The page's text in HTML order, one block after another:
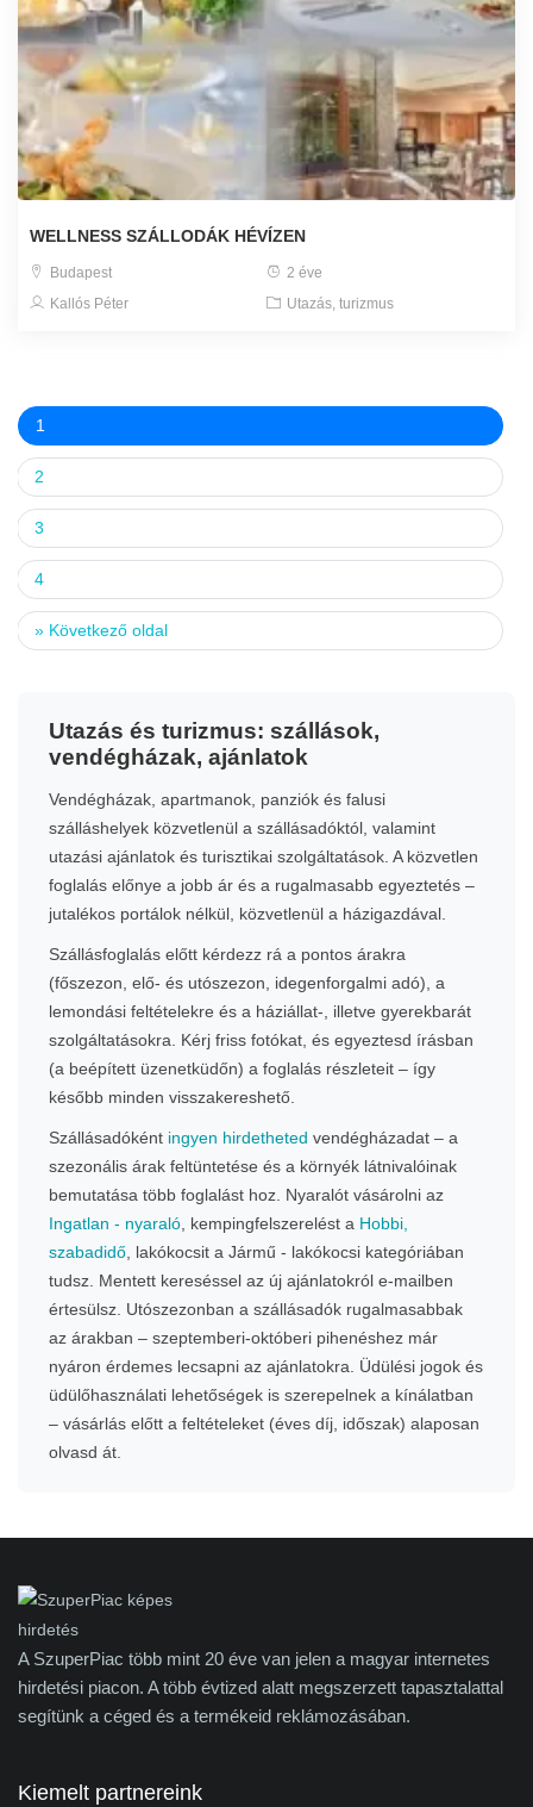
WELLNESS SZÁLLODÁK HÉVÍZEN
Budapest
2 éve
Kallós Péter
Utazás, turizmus
1
2
3
4
» Következő oldal
Utazás és turizmus: szállások,
vendégházak, ajánlatok
Vendégházak, apartmanok, panziók és falusi
szálláshelyek közvetlenül a szállásadóktól, valamint
utazási ajánlatok és turisztikai szolgáltatások. A közvetlen
foglalás előnye a jobb ár és a rugalmasabb egyeztetés –
jutalékos portálok nélkül, közvetlenül a házigazdával.
Szállásfoglalás előtt kérdezz rá a pontos árakra
(főszezon, elő- és utószezon, idegenforgalmi adó), a
lemondási feltételekre és a háziállat-, illetve gyerekbarát
szolgáltatásokra. Kérj friss fotókat, és egyeztesd írásban
(a beépített üzenetküdőn) a foglalás részleteit – így
később minden visszakereshető.
Szállásadóként ingyen hirdetheted vendégházadat – a
szezonális árak feltüntetése és a környék látnivalóinak
bemutatása több foglalást hoz. Nyaralót vásárolni az
Ingatlan - nyaraló, kempingfelszerelést a Hobbi,
szabadidő, lakókocsit a Jármű - lakókocsi kategóriában
tudsz. Mentett kereséssel az új ajánlatokról e-mailben
értesülsz. Utószezonban a szállásadók rugalmasabbak
az árakban – szeptemberi-októberi pihenéshez már
nyáron érdemes lecsapni az ajánlatokra. Üdülési jogok és
üdülőhasználati lehetőségek is szerepelnek a kínálatban
– vásárlás előtt a feltételeket (éves díj, időszak) alaposan
olvasd át.
A SzuperPiac több mint 20 éve van jelen a magyar internetes
hirdetési piacon. A több évtized alatt megszerzett tapasztalattal
segítünk a céged és a termékeid reklámozásában.
Kiemelt partnereink